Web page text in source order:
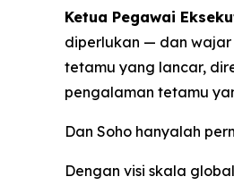
Ketua Pegawai
diperlukan — dan wajar
tetamu yang lancar,
pengalaman tetamu
Dan Soho hanyalah
Dengan visi skala